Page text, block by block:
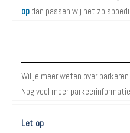
op dan passen wij het zo
Wil je meer weten over
Nog veel meer
Let op